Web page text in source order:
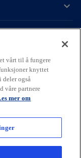
o
p
e
n
s
AS, Norwegian limited
global
with KPMG
vårt til å fungere
knyttet
deler også
våre partnere
mer om